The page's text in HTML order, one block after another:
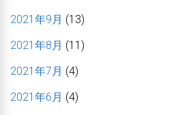
2021年9月 (13)
2021年8月 (11)
2021年7月 (4)
2021年6月 (4)